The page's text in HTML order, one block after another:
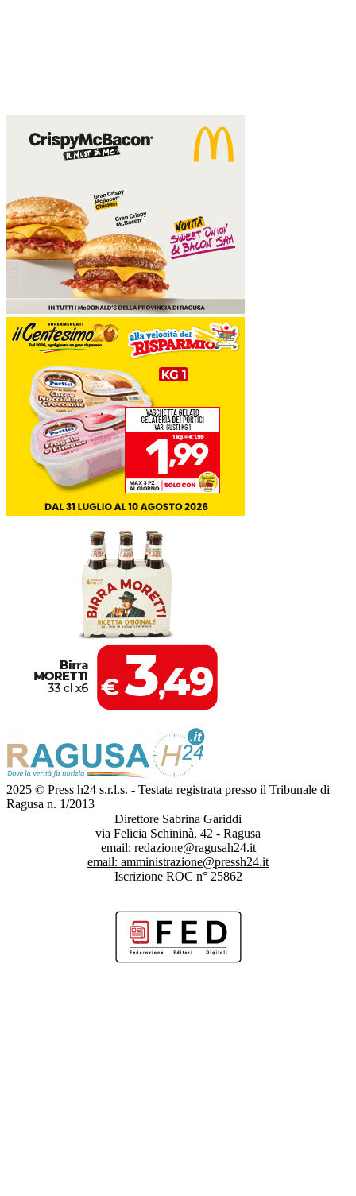
2025 © Press h24 s.r.l.s. - Testata registrata presso il Tribunale di
Ragusa n. 1/2013
Direttore Sabrina Gariddi
via Felicia Schininà, 42 - Ragusa
email: redazione@ragusah24.it
email: amministrazione@pressh24.it
Iscrizione ROC n° 25862